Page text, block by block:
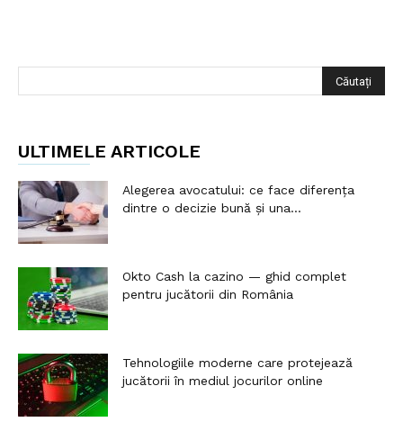
ULTIMELE ARTICOLE
Alegerea avocatului: ce face diferența
dintre o decizie bună și una...
Okto Cash la cazino — ghid complet
pentru jucătorii din România
Tehnologiile moderne care protejează
jucătorii în mediul jocurilor online